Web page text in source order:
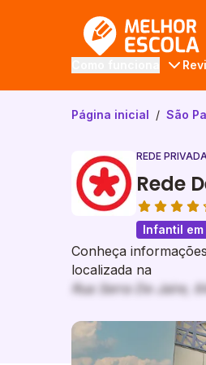
Página inicial / São
REDE
Rede
Infantil em
Conheça
localizada na
Rua Serra De Jaire,
Galeria de imagem